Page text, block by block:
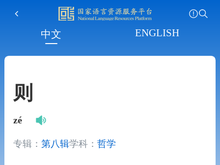
中文 ENGLISH
则
zé
专辑： 第八辑学科： 哲学